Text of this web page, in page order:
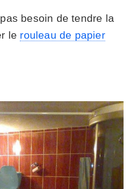
besoin de tendre la
le rouleau de papier